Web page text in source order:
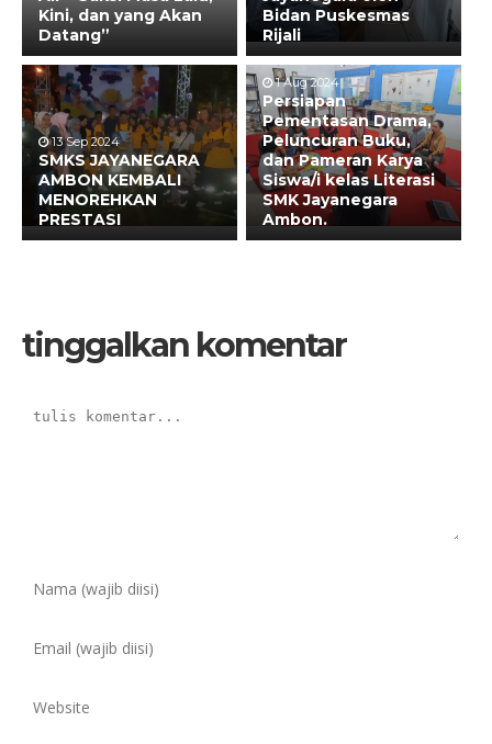
Kini, dan yang Akan
Datang”
Bidan Puskesmas
Rijali
13 Sep 2024
SMKS JAYANEGARA
AMBON KEMBALI
MENOREHKAN
PRESTASI
1 Aug 2024
Persiapan
Pementasan Drama,
Peluncuran Buku,
dan Pameran Karya
Siswa/i kelas Literasi
SMK Jayanegara
Ambon.
tinggalkan komentar